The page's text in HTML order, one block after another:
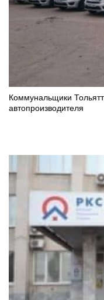
Коммунальщики
автопроизводителя